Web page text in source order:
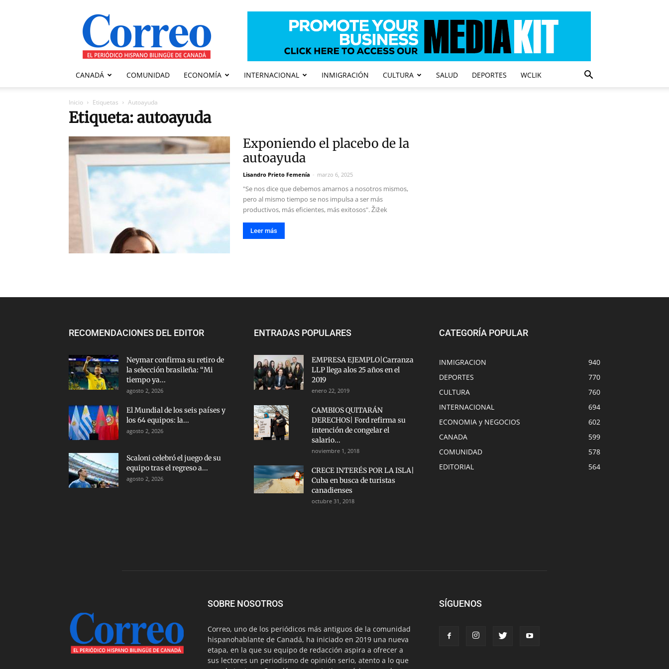
Correo
Canadiense
CANADÁ COMUNIDAD ECONOMÍA INTERNACIONAL INMIGRACIÓN CULTURA SALUD DEPORTES WCLIK
Inicio Etiquetas Autoayuda
Etiqueta: autoayuda
Exponiendo el placebo de la
autoayuda
Lisandro Prieto Femenía - marzo 6, 2025
"Se nos dice que debemos amarnos a nosotros mismos,
pero al mismo tiempo se nos impulsa a ser más
productivos, más eficientes, más exitosos". Žižek
Leer más
RECOMENDACIONES DEL EDITOR
Neymar confirma su retiro de
la selección brasileña: “Mi
tiempo ya...
agosto 2, 2026
El Mundial de los seis países y
los 64 equipos: la...
agosto 2, 2026
Scaloni celebró el juego de su
equipo tras el regreso a...
agosto 2, 2026
ENTRADAS POPULARES
EMPRESA EJEMPLO|Carranza
LLP llega alos 25 años en el
2019
enero 22, 2019
CAMBIOS QUITARÁN
DERECHOS| Ford refirma su
intención de congelar el
salario...
noviembre 1, 2018
CRECE INTERÉS POR LA ISLA|
Cuba en busca de turistas
canadienses
octubre 31, 2018
CATEGORÍA POPULAR
INMIGRACION
940
DEPORTES
770
CULTURA
760
INTERNACIONAL
694
ECONOMIA y NEGOCIOS
602
CANADA
599
COMUNIDAD
578
EDITORIAL
564
SOBRE NOSOTROS
Correo, uno de los periódicos más antiguos de la comunidad
hispanohablante de Canadá, ha iniciado en 2019 una nueva
etapa, en la que su equipo de redacción aspira a ofrecer a
sus lectores un periodismo de opinión serio, atento a lo que
SÍGUENOS